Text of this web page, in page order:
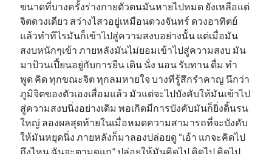
ขนาดที่บางครั้งร่างกายตัวตนมันหายไปหมด ยังเหลือแต่
จิตดวงเดียว สว่างไสวอยู่เหมือนดวงจันทร์ ดวงอาทิตย์
แล้วทำทีไรมันก็เข้าไปสู่ความสงบอย่างนั้น แต่เมื่อมัน
สงบหนักๆเข้า ภายหลังมันไม่ยอมเข้าไปสู่ความสงบ มัน
มาป้วนเปี้ยนอยู่กับการยืน เดิน นั่ง นอน รับทาน ดื่ม ทำ
พูด คิด ทุกขณะจิต ทุกลมหายใจ บางทีรู้สึกรำคาญ นึกว่า
ภูมิจิตของตัวเองเสื่อมแล้ว มัวแต่จะไปบังคับให้มันเข้าไป
สู่ความสงบนิ่งอย่างเดิม พอเกิดมีการบังคับมันก็ยิ่งดิ้นรน
ใหญ่ ลองผลสุดท้ายในเมื่อหมดความสามารถที่จะบังคับ
ให้มันหยุดนิ่ง ภายหลังก็มาลองปล่อยดู “เอ้า แกจะคิดไป
ถึงไหน ฉันจะตามดูแก” ปล่อยให้มันคิดไป คิดไป คิดไป